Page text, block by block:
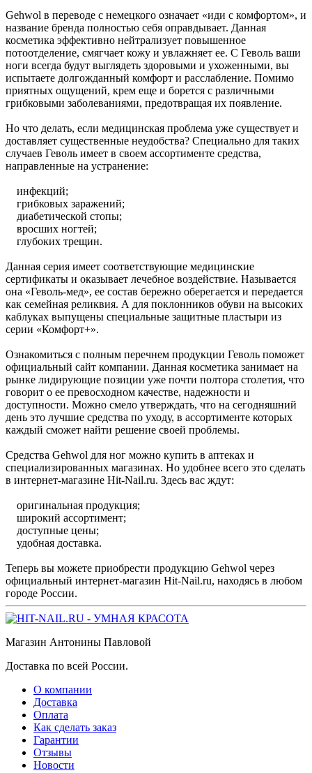
Gehwol в переводе с немецкого означает «иди с комфортом», и
название бренда полностью себя оправдывает. Данная
косметика эффективно нейтрализует повышенное
потоотделение, смягчает кожу и увлажняет ее. С Геволь ваши
ноги всегда будут выглядеть здоровыми и ухоженными, вы
испытаете долгожданный комфорт и расслабление. Помимо
приятных ощущений, крем еще и борется с различными
грибковыми заболеваниями, предотвращая их появление.
Но что делать, если медицинская проблема уже существует и
доставляет существенные неудобства? Специально для таких
случаев Геволь имеет в своем ассортименте средства,
направленные на устранение:
инфекций;
грибковых заражений;
диабетической стопы;
вросших ногтей;
глубоких трещин.
Данная серия имеет соответствующие медицинские
сертификаты и оказывает лечебное воздействие. Называется
она «Геволь-мед», ее состав бережно оберегается и передается
как семейная реликвия. А для поклонников обуви на высоких
каблуках выпущены специальные защитные пластыри из
серии «Комфорт+».
Ознакомиться с полным перечнем продукции Геволь поможет
официальный сайт компании. Данная косметика занимает на
рынке лидирующие позиции уже почти полтора столетия, что
говорит о ее превосходном качестве, надежности и
доступности. Можно смело утверждать, что на сегодняшний
день это лучшие средства по уходу, в ассортименте которых
каждый сможет найти решение своей проблемы.
Средства Gehwol для ног можно купить в аптеках и
специализированных магазинах. Но удобнее всего это сделать
в интернет-магазине Hit-Nail.ru. Здесь вас ждут:
оригинальная продукция;
широкий ассортимент;
доступные цены;
удобная доставка.
Теперь вы можете приобрести продукцию Gehwol через
официальный интернет-магазин Hit-Nail.ru, находясь в любом
городе России.
Магазин Антонины Павловой
Доставка по всей России.
О компании
Доставка
Оплата
Как сделать заказ
Гарантии
Отзывы
Новости